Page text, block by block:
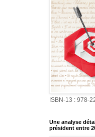
ISBN-13 : 978-
Une analyse
président entre